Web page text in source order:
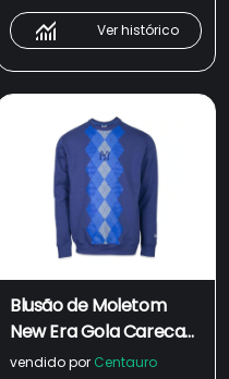
Ver histórico
Blusão de Moletom
New Era Gola Careca
MLB New York Yankees
vendido por Centauro